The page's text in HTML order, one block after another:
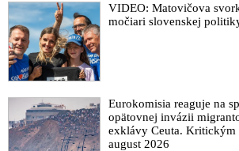
VIDEO: Matovičova
močiari slovenskej
Eurokomisia reaguje na
opätovnej invázii
exklávy Ceuta. Kritickým
august 2026